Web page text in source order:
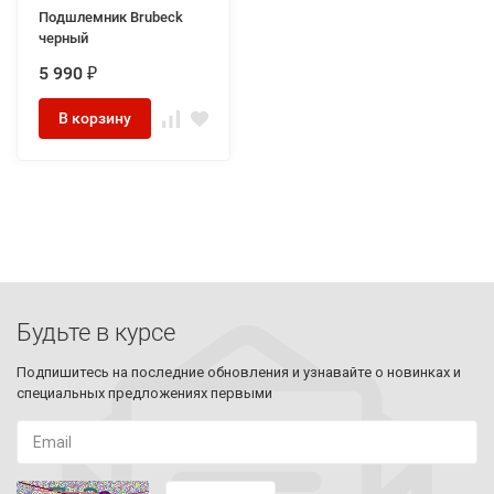
Подшлемник Brubeck
черный
5 990 ₽
В корзину
Будьте в курсе
Подпишитесь на последние обновления и узнавайте о новинках и
специальных предложениях первыми